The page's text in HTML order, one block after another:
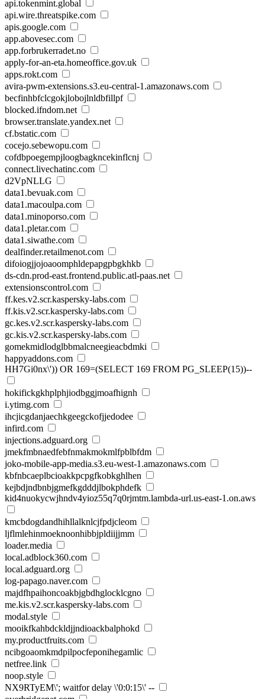
api.tokenmint.global
api.wire.threatspike.com
apis.google.com
app.abovesec.com
app.forbrukerradet.no
apply-for-an-eta.homeoffice.gov.uk
apps.rokt.com
avira-pwm-extensions.s3.eu-central-1.amazonaws.com
becfinhbfclcgokjlobojlnldbfillpf
blocked.ifndom.net
browser.translate.yandex.net
cf.bstatic.com
cocejo.sebewopu.com
cofdbpoegempjloogbagkncekinflcnj
connect.livechatinc.com
d2VpNLLG
data1.bevuak.com
data1.macoulpa.com
data1.minoporso.com
data1.pletar.com
data1.siwathe.com
dealfinder.retailmenot.com
difoiogjjojoaoomphldepapgpbgkhkb
ds-cdn.prod-east.frontend.public.atl-paas.net
extensionscontrol.com
ff.kes.v2.scr.kaspersky-labs.com
ff.kis.v2.scr.kaspersky-labs.com
gc.kes.v2.scr.kaspersky-labs.com
gc.kis.v2.scr.kaspersky-labs.com
gomekmidlodglbbmalcneegieacbdmki
happyaddons.com
HH7Gi0nx\')) OR 169=(SELECT 169 FROM PG_SLEEP(15))--
hokifickgkhplphjiodbggjmoafhignh
i.ytimg.com
ihcjicgdanjaechkgeegckofjjedodee
infird.com
injections.adguard.org
jmekfmbnaedfebfnmakmokmlfpblbfdm
joko-mobile-app-media.s3.eu-west-1.amazonaws.com
kbfnbcaeplbcioakkpcpgfkobkghlhen
kejbdjndbnbjgmefkgdddjlbokphdefk
kid4nuokycwjhndv4yioz55q7q0rjmtm.lambda-url.us-east-1.on.aws
kmcbdogdandhihllalknlcjfpdjcleom
ljflmlehinmoeknoonhibbjpldiijjmm
loader.media
local.adblock360.com
local.adguard.org
log-papago.naver.com
majdfhpaihoncoakbjgbdhglocklcgno
me.kis.v2.scr.kaspersky-labs.com
modal.style
mooikfkahbdckldjjndioackbalphokd
my.productfruits.com
ncibgoaomkmdpilpocfeponihegamlic
netfree.link
noop.style
NX9RTyEM\'; waitfor delay \'0:0:15\' --